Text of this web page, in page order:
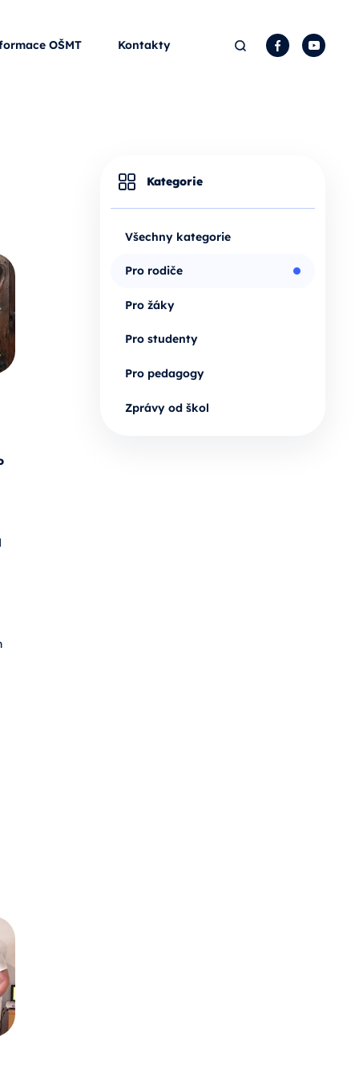
OŠMT Kontakty Hledat Facebook
Kategorie
Všechny kategorie
Pro rodiče
Pro žáky
Pro studenty
Pro pedagogy
Zprávy od škol